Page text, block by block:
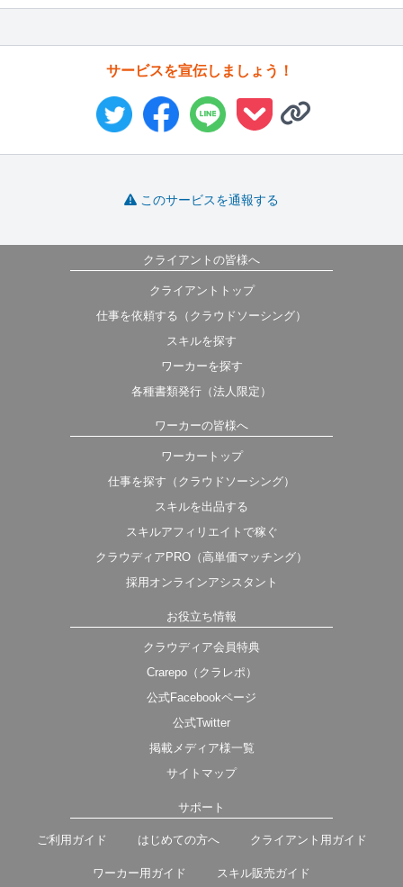
サービスを宣伝しましょう！
このサービスを通報する
クライアントの皆様へ
クライアントトップ
仕事を依頼する（クラウドソーシング）
スキルを探す
ワーカーを探す
各種書類発行（法人限定）
ワーカーの皆様へ
ワーカートップ
仕事を探す（クラウドソーシング）
スキルを出品する
スキルアフィリエイトで稼ぐ
クラウディアPRO（高単価マッチング）
採用オンラインアシスタント
お役立ち情報
クラウディア会員特典
Crarepo（クラレポ）
公式Facebookページ
公式Twitter
掲載メディア様一覧
サイトマップ
サポート
ご利用ガイド はじめての方へ クライアント用ガイド
ワーカー用ガイド スキル販売ガイド